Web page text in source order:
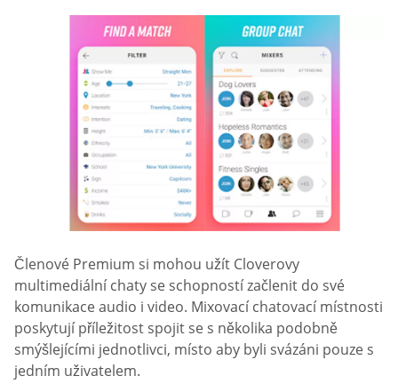
Členové Premium si mohou užít Cloverovy
multimediální chaty se schopností začlenit do své
komunikace audio i video. Mixovací chatovací místnosti
poskytují příležitost spojit se s několika podobně
smýšlejícími jednotlivci, místo aby byli svázáni pouze s
jedním uživatelem.